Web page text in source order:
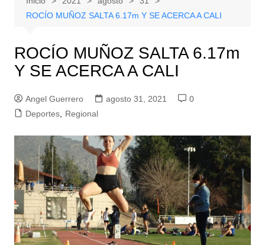
ROCÍO MUÑOZ SALTA 6.17m Y SE ACERCA A CALI
ROCÍO MUÑOZ SALTA 6.17m
Y SE ACERCA A CALI
Angel Guerrero agosto 31, 2021
0
Deportes, Regional